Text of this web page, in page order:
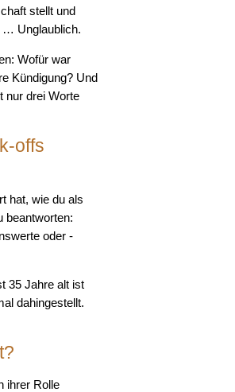
stellt und
… Unglaublich.
Wofür war
Kündigung? Und
nur drei Worte
offs
hat, wie du als
beantworten:
oder -
35 Jahre alt ist
dahingestellt.
ihrer Rolle